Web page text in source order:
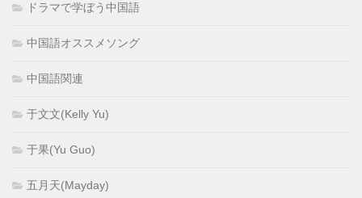
ドラマで学ぼう中国語
中国語オススメソング
中国語関連
于文文(Kelly Yu)
于果(Yu Guo)
五月天(Mayday)